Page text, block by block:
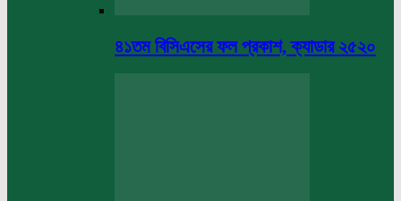
৪১তম বিসিএসের ফল প্রকাশ, ক্যাডার ২৫২০